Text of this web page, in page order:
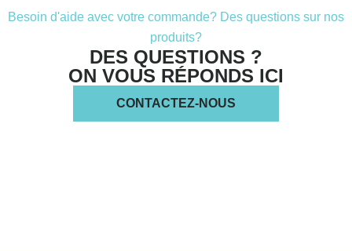
produits?
DES QUESTIONS ?
ON VOUS RÉPONDS ICI
CONTACTEZ-NOUS